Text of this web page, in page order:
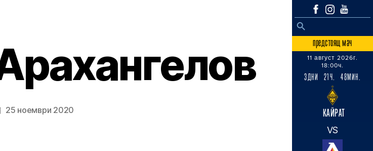
Search
SEARCH BUTTON
предстоящ мач
11 август 2026г.
18:00ч.
3ДНИ 21Ч. 48МИН.
КАЙРАТ
VS
25 ноември 2020